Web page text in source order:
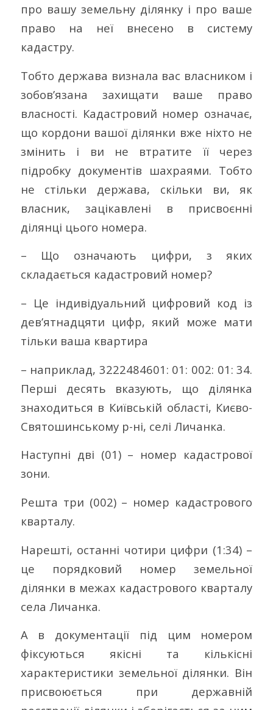
про вашу земельну ділянку і про ваше
право на неї внесено в систему
кадастру.
Тобто держава визнала вас власником і
зобов’язана захищати ваше право
власності. Кадастровий номер означає,
що кордони вашої ділянки вже ніхто не
змінить і ви не втратите її через
підробку документів шахраями. Тобто
не стільки держава, скільки ви, як
власник, зацікавлені в присвоєнні
ділянці цього номера.
– Що означають цифри, з яких
складається кадастровий номер?
– Це індивідуальний цифровий код із
дев’ятнадцяти цифр, який може мати
тільки ваша квартира
– наприклад, 3222484601: 01: 002: 01: 34.
Перші десять вказують, що ділянка
знаходиться в Київській області, Києво-
Святошинському р-ні, селі Личанка.
Наступні дві (01) – номер кадастрової
зони.
Решта три (002) – номер кадастрового
кварталу.
Нарешті, останні чотири цифри (1:34) –
це порядковий номер земельної
ділянки в межах кадастрового кварталу
села Личанка.
А в документації під цим номером
фіксуються якісні та кількісні
характеристики земельної ділянки. Він
присвоюється при державній